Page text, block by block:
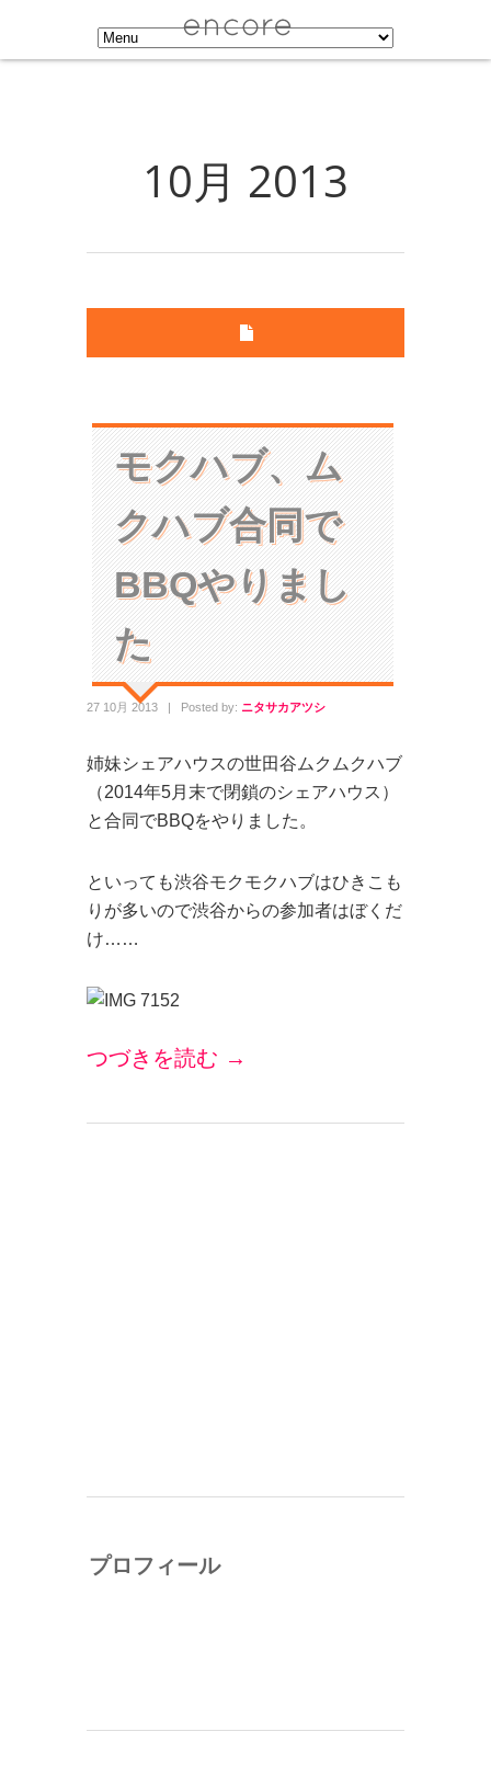
10月 2013
モクハブ、ム
クハブ合同で
BBQやりまし
た
27 10月 2013 | Posted by: ニタサカアツシ
姉妹シェアハウスの世田谷ムクムクハブ
（2014年5月末で閉鎖のシェアハウス）
と合同でBBQをやりました。
といっても渋谷モクモクハブはひきこも
りが多いので渋谷からの参加者はぼくだ
け……
つづきを読む →
プロフィール